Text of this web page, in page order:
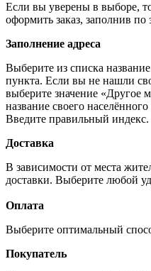
Если вы уверены в выборе,
оформить заказ, заполнив
Заполнение адреса
Выберите из списка
пункта. Если вы не нашли
выберите значение «Другое
название своего
Введите правильный индекс.
Доставка
В зависимости от места
доставки. Выберите любой
Оплата
Выберите оптимальный
Покупатель